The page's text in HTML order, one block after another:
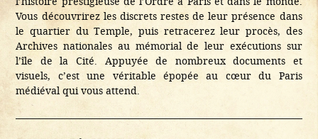
Vous découvrirez les discrets restes de leur présence dans
le quartier du Temple, puis retracerez leur procès, des
Archives nationales au mémorial de leur exécutions sur
l’île de la Cité. Appuyée de nombreux documents et
visuels, c’est une véritable épopée au cœur du Paris
médiéval qui vous attend.